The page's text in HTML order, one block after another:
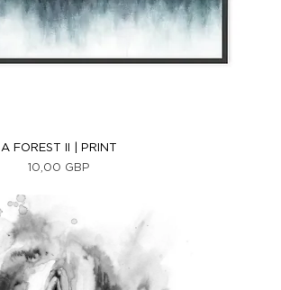
Vista rápida
A FOREST II | PRINT
Precio
10,00 GBP